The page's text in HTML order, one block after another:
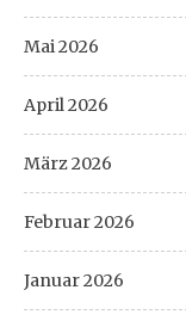
Mai 2026
April 2026
März 2026
Februar 2026
Januar 2026